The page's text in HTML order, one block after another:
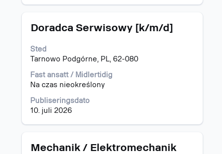
tasten
å
navigere
Velg
å
vise
jobben.
jobbinformasjonen.
Tittel
Doradca Serwisowy [k/m/d]
Sted
Tarnowo Podgórne, PL, 62-080
Fast ansatt / Midlertidig
Na czas nieokreślony
Publiseringsdato
10. juli 2026
Velg
mellomromstasten
for
vise
det
innholdet
jobbinformasjonen.
Tittel
Mechanik / Elektromechanik
Velg